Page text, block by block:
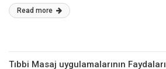
Read more
Tıbbi Masaj uygulamalarının Faydaları